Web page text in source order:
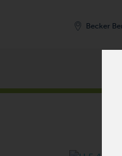
Becker